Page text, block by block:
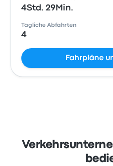
4Std. 29Min.
Tägliche Abfahrten
4
Fahrpläne